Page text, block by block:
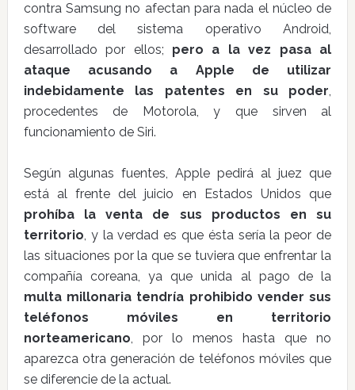
contra Samsung no afectan para nada el núcleo de
software del sistema operativo Android,
desarrollado por ellos; pero a la vez pasa al
ataque acusando a Apple de utilizar
indebidamente las patentes en su poder,
procedentes de Motorola, y que sirven al
funcionamiento de Siri.
Según algunas fuentes, Apple pedirá al juez que
está al frente del juicio en Estados Unidos que
prohíba la venta de sus productos en su
territorio, y la verdad es que ésta sería la peor de
las situaciones por la que se tuviera que enfrentar la
compañía coreana, ya que unida al pago de la
multa millonaria tendría prohibido vender sus
teléfonos móviles en territorio
norteamericano, por lo menos hasta que no
aparezca otra generación de teléfonos móviles que
se diferencie de la actual.